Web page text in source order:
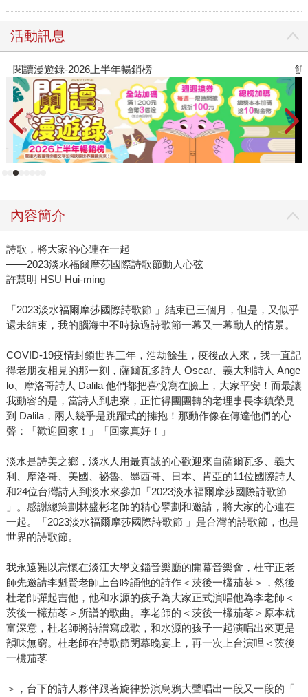
活動訊息
閱讀漫遊錄-2026上半年暢銷榜 飢
內容簡介
詩歌，將大家的心連在一起
——2023淡水福爾摩莎國際詩歌節動人心弦
許慧明 HSU Hui-ming
「2023淡水福爾摩莎國際詩歌節 」結束已三個月，但是，又似乎
還未結束，我的腦海中不時掠過詩歌節一幕又一幕動人的情景。
COVID-19疫情封鎖世界三年，浩劫餘生，疫後故人來，我一直記
得老朋友相見的那一刻，薩爾瓦多詩人 Oscar、義大利詩人 Ange
lo、摩洛哥詩人 Dalila 他們都把喜悅寫在臉上，大家平安！而最讓
我動容的是，當詩人到忠寮，正忙得團團轉的老理事長李鎮榮見
到 Dalila，兩人幾乎是跳躍式的擁抱！那動作像在傳達他們的心
聲：「歡迎回家！」「回家真好！」
淡水是詩美之鄉，淡水人用最真誠的心歡迎來自薩爾瓦多、義大
利、摩洛哥、美國、祕魯、墨西哥、日本、肯亞的11位國際詩人
和24位台灣詩人到淡水來參加「2023淡水福爾摩莎國際詩歌節
」。感謝總策劃林盛彬老師的精心擘劃和邀請，將大家的心連在
一起。「2023淡水福爾摩莎國際詩歌節 」是台灣的詩歌節，也是
世界的詩歌節。
我永遠難以忘懷在淡江大學文錙音樂廳的開幕音樂會，杜守正老
師先邀請李魁賢老師上台吟誦他的詩作＜茨後一欉茄苳＞，然後
杜老師彈起吉他，他和水源的孩子為大家正式演唱他為李老師＜
茨後一欉茄苳＞所譜的歌曲。李老師的＜茨後一欉茄苳＞原本就
富深意，杜老師將詩譜寫成歌，和水源的孩子一起演唱出來更是
韻味無窮。杜老師在詩歌節閉幕晚宴上，再一次上台演唱＜茨後
一欉茄苳
＞，台下的詩人夥伴跟著旋律扮演烏鴉大聲唱出一段又一段的「